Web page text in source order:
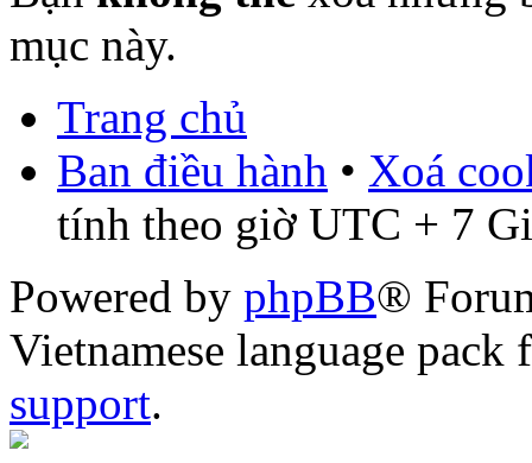
mục này.
Trang chủ
Ban điều hành • Xoá
tính theo giờ UTC + 7
Powered by phpBB®
Vietnamese language
support.